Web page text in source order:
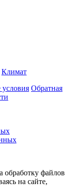
Климат
Обратная
обработку файлов
на сайте,